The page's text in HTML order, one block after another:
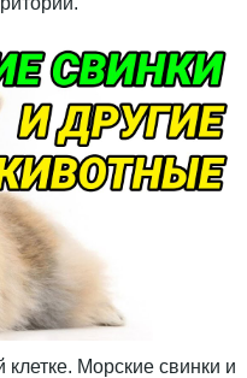
Морские свинки и